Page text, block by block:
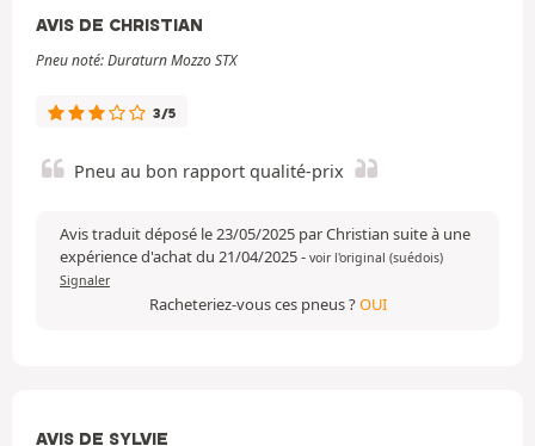
AVIS DE CHRISTIAN
Pneu noté: Duraturn Mozzo STX
3/5
Pneu au bon rapport qualité-prix
Avis traduit déposé le 23/05/2025 par Christian suite à une
expérience d'achat du 21/04/2025- voir l'original (suédois)
Signaler
Racheteriez-vous ces pneus ?OUI
AVIS DE SYLVIE